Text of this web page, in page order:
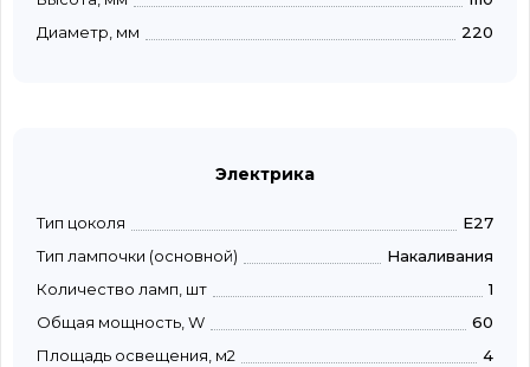
Диаметр, мм
220
Электрика
Тип цоколя
E27
Тип лампочки (основной)
Накаливания
Количество ламп, шт
1
Общая мощность, W
60
Площадь освещения, м2
4